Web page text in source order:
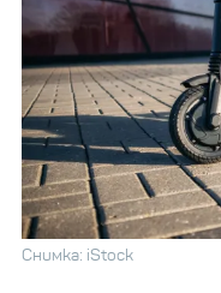
Снимка: iStock